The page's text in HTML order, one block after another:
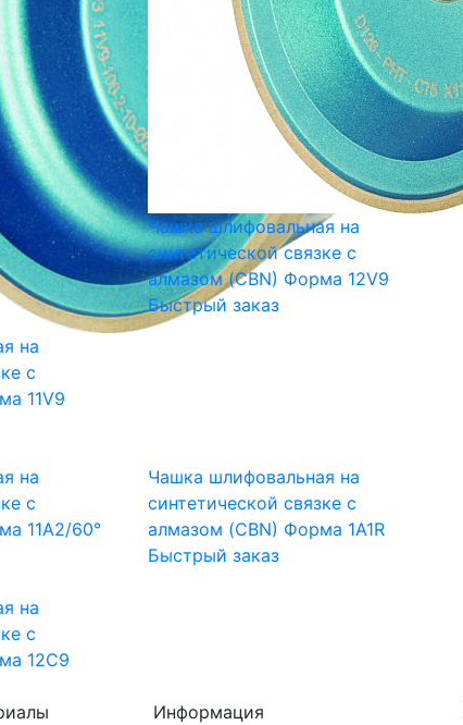
на
с
11V9
Чашка шлифовальная на
синтетической связке с
алмазом (CBN) Форма 12V9
Быстрый заказ
на
с
11A2/60°
Чашка шлифовальная на
синтетической связке с
алмазом (CBN) Форма 1A1R
Быстрый заказ
на
с
12C9
Информация